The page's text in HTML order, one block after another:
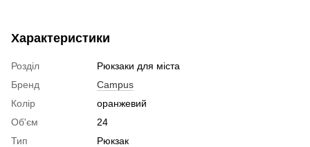
Характеристики
Розділ
Рюкзаки для міста
Бренд
Campus
Колір
оранжевий
Об'єм
24
Тип
Рюкзак